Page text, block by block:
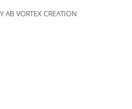
AB VORTEX CREATION